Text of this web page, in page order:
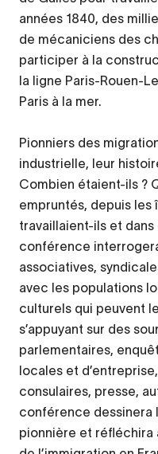
années 1840, des
de mécaniciens des
participer à la
la ligne Paris-Rouen-
Paris à la mer.
Pionniers des
industrielle, leur
Combien étaient-ils ?
empruntés, depuis les
travaillaient-ils et
conférence
associatives,
avec les populations
culturels qui peuvent
s’appuyant sur des
parlementaires,
locales et
consulaires, presse,
conférence dessinera
pionnière et réfléchira